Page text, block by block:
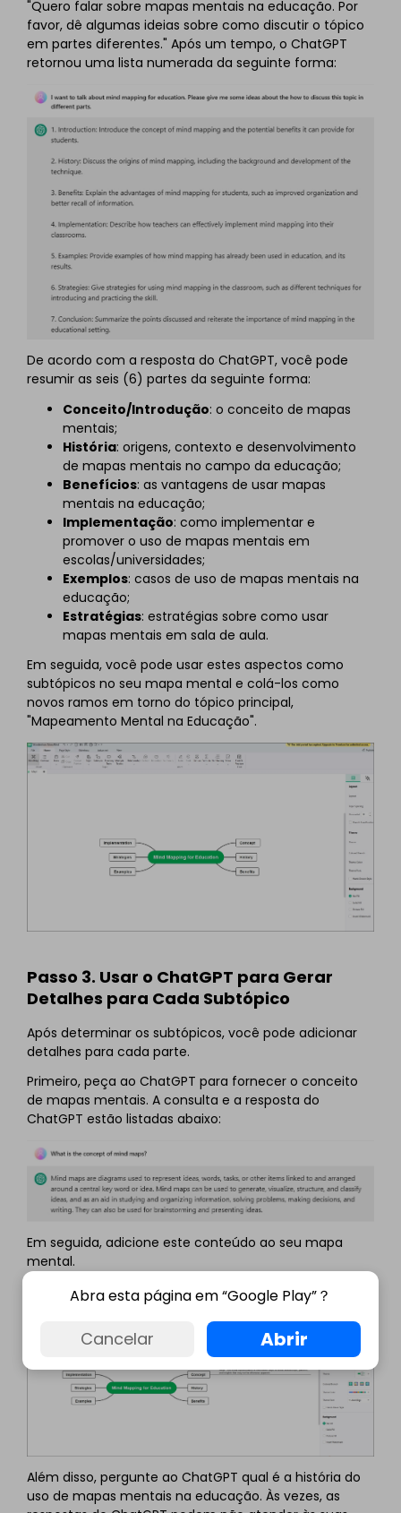
"Quero falar sobre mapas mentais na educação. Por
favor, dê algumas ideias sobre como discutir o tópico
em partes diferentes." Após um tempo, o ChatGPT
retornou uma lista numerada da seguinte forma:
De acordo com a resposta do ChatGPT, você pode
resumir as seis (6) partes da seguinte forma:
Conceito/Introdução: o conceito de mapas
mentais;
História: origens, contexto e desenvolvimento
de mapas mentais no campo da educação;
Benefícios: as vantagens de usar mapas
mentais na educação;
Implementação: como implementar e
promover o uso de mapas mentais em
escolas/universidades;
Exemplos: casos de uso de mapas mentais na
educação;
Estratégias: estratégias sobre como usar
mapas mentais em sala de aula.
Em seguida, você pode usar estes aspectos como
subtópicos no seu mapa mental e colá-los como
novos ramos em torno do tópico principal,
"Mapeamento Mental na Educação".
Passo 3. Usar o ChatGPT para Gerar
Detalhes para Cada Subtópico
Após determinar os subtópicos, você pode adicionar
detalhes para cada parte.
Primeiro, peça ao ChatGPT para fornecer o conceito
de mapas mentais. A consulta e a resposta do
ChatGPT estão listadas abaixo:
Em seguida, adicione este conteúdo ao seu mapa
mental.
Além disso, pergunte ao ChatGPT qual é a história do
uso de mapas mentais na educação. Às vezes, as
Abra esta página em “Google Play”？
Cancelar Abrir